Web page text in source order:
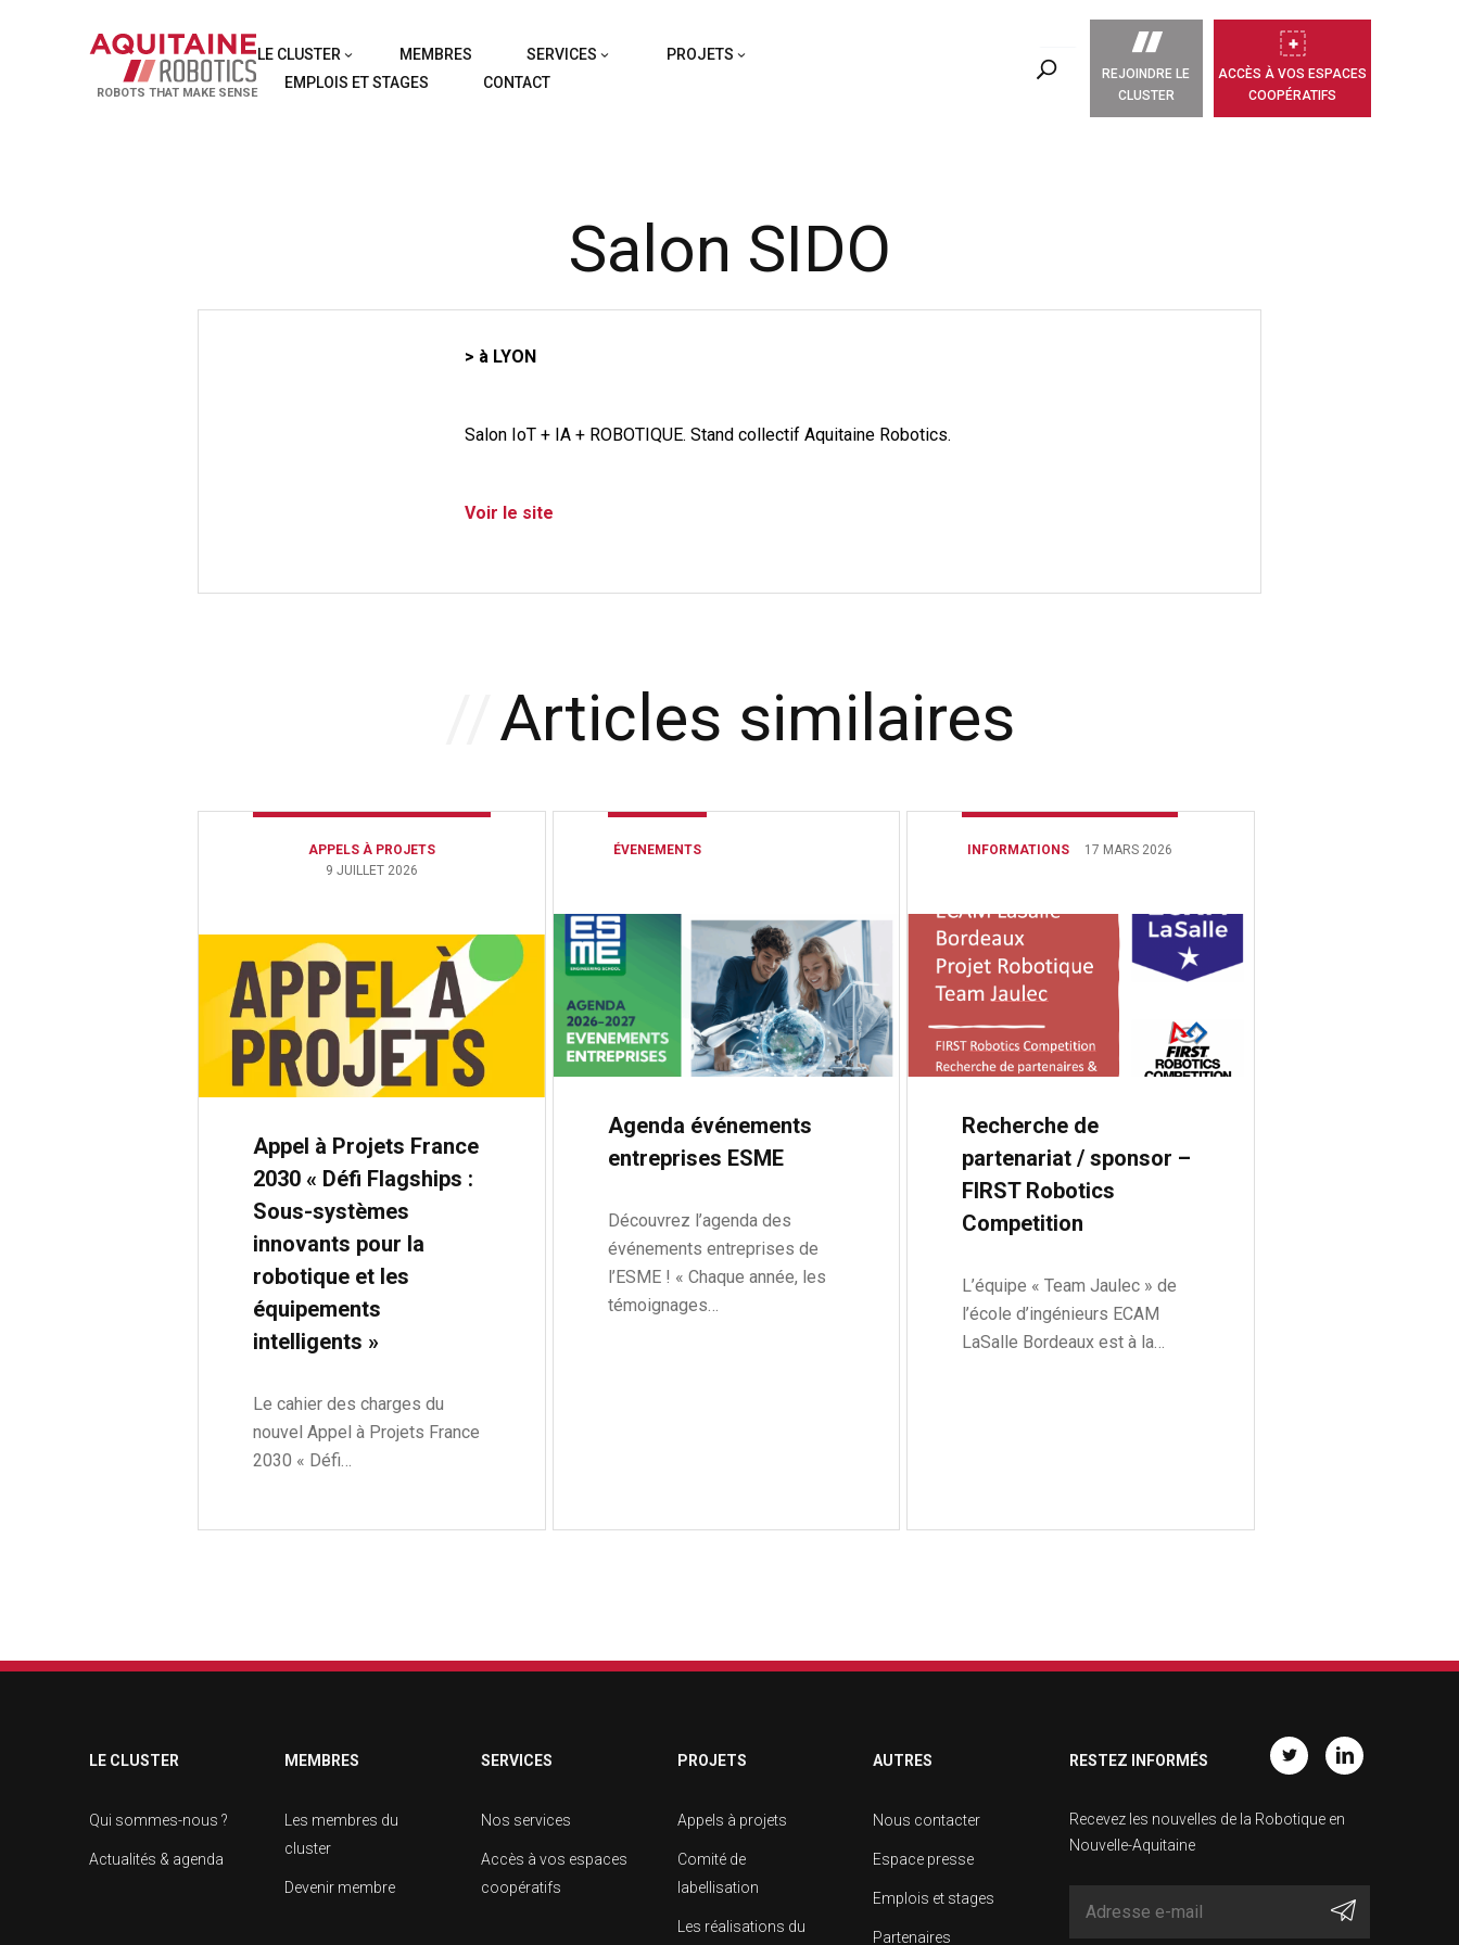
ROBOTS THAT MAKE SENSE
LE CLUSTER MEMBRES SERVICES
PROJETS
EMPLOIS ET STAGES
CONTACT
REJOINDRE LE
CLUSTER
ACCÈS À VOS ESPACES
COOPÉRATIFS
Salon SIDO
> à LYON
Salon IoT + IA + ROBOTIQUE. Stand collectif Aquitaine Robotics.
Voir le site
Articles similaires
APPELS À PROJETS
9 JUILLET 2026
Appel à Projets France
2030 « Défi Flagships :
Sous-systèmes
innovants pour la
robotique et les
équipements
intelligents »
Le cahier des charges du
nouvel Appel à Projets France
2030 « Défi…
ÉVENEMENTS
Agenda événements
entreprises ESME
Découvrez l’agenda des
événements entreprises de
l’ESME ! « Chaque année, les
témoignages…
INFORMATIONS 17 MARS 2026
Recherche de
partenariat / sponsor –
FIRST Robotics
Competition
L’équipe « Team Jaulec » de
l’école d’ingénieurs ECAM
LaSalle Bordeaux est à la…
LE CLUSTER
Qui sommes-nous ?
Actualités & agenda
MEMBRES
Les membres du
cluster
Devenir membre
SERVICES
Nos services
Accès à vos espaces
coopératifs
PROJETS
Appels à projets
Comité de
labellisation
Les réalisations du
AUTRES
Nous contacter
Espace presse
Emplois et stages
Partenaires
RESTEZ INFORMÉS
Recevez les nouvelles de la Robotique en
Nouvelle-Aquitaine